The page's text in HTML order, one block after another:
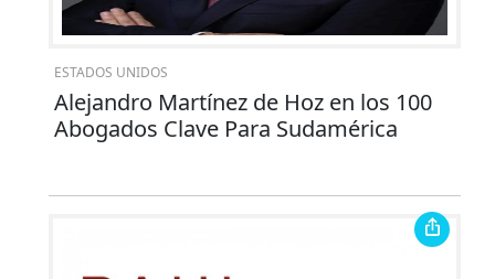
ESTADOS UNIDOS
Alejandro Martínez de Hoz en los 100
Abogados Clave Para Sudamérica